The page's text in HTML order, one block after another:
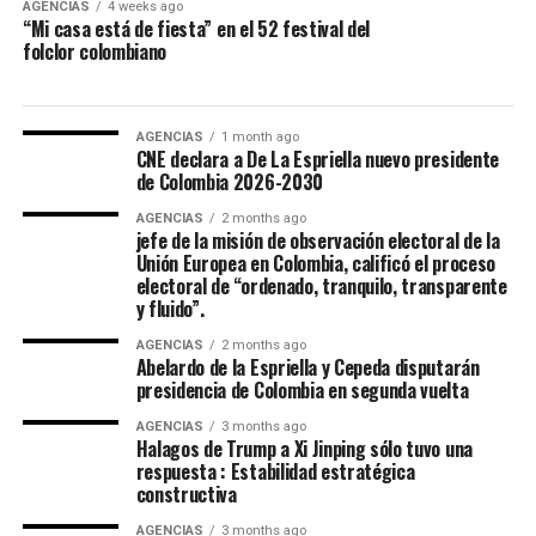
Maria Paula Gonzalez Lozano, representó a Ibagué en el
52 Festival Folclórico Colombiano , fue elejida como
Embajadora Municipal del Folclor, representaba la
comuna 12 de la ciudad y obtuvo el titulo por su
carisma, dominio escenico e interpretación del baile
tradicional.
La Virreina Nacional del Folclor 2026, es Mariangel
Tumay Hernandez, representante del departamento del
Casanare fue elejida en la noche de coronación y
clausura del 52 Festival Del Folclor Colombiano.
AGENCIAS 4 weeks ago
“Mi casa está de fiesta” en el 52 festival del
folclor colombiano
AGENCIAS 1 month ago
CNE declara a De La Espriella nuevo presidente
de Colombia 2026-2030
AGENCIAS 2 months ago
jefe de la misión de observación electoral de la
Unión Europea en Colombia, calificó el proceso
electoral de “ordenado, tranquilo, transparente
y fluido”.
AGENCIAS 2 months ago
Abelardo de la Espriella y Cepeda disputarán
presidencia de Colombia en segunda vuelta
AGENCIAS 3 months ago
Halagos de Trump a Xi Jinping sólo tuvo una
respuesta : Estabilidad estratégica
constructiva
AGENCIAS 3 months ago